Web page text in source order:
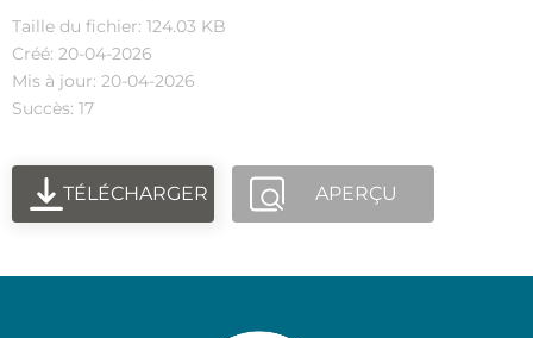
Taille du fichier: 124.03 KB
Créé: 20-04-2026
Mis à jour: 20-04-2026
Succès: 17
TÉLÉCHARGER APERÇU